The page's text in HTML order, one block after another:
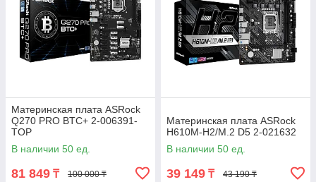
Материнская плата ASRock
Q270 PRO BTC+ 2-006391-
TOP
В наличии 50 ед.
81 849 ₸ 100 000 ₸
Материнская плата ASRock
H610M-H2/M.2 D5 2-021632
В наличии 50 ед.
39 149 ₸ 43 190 ₸